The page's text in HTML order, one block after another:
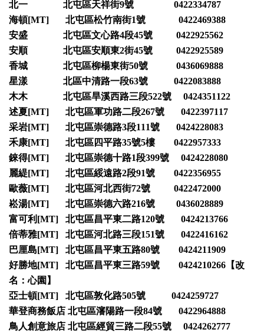
北一 北屯區天祥街9號 0422334787
海頓[MT] 北屯區松竹南街1號 0422469388
安盛 北屯區文心路4段45號 0422925562
安順 北屯區安順東2街45號 0422925589
香城 北屯區柳楊東街50號 0436069888
星漾 北區中清路一段63號 0422083888
木木 北屯區旱溪西路三段522號 0424351122
述夏[MT] 北屯區軍功路二段267號 0422397117
采岩[MT] 北屯區崇德路3段111號 0424228083
禾康[MT] 北屯區四平路35號5樓 0422957333
錸得[MT] 北屯區崇德十路1段399號 0424228080
麗緹[MT] 北屯區綏遠路2段91號 0422356955
歐薇[MT] 北屯區河北西街72號 0422472000
崧湯[MT] 北屯區崇德六路216號 0436028889
富可利[MT] 北屯區昌平東二路120號 0424213766
倍蒂雅[MT] 北屯區河北路三段151號 0422416162
巴厘島[MT] 北屯區昌平東五路80號 0424211909
好勝地[MT] 北屯區昌平東三路59號 0424210266【改
名：心園】
亞士頓[MT] 北屯區敦化路505號 0424259727
華登商務飯店 北屯區瀋陽路一段84號 0422964888
鳥人創意旅店 北屯區經貿三路二段55號 0424262777